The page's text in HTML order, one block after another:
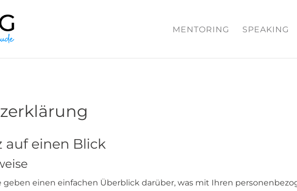
MENTORING SPEAKING
auf einen Blick
geben einen einfachen Überblick darüber, was mit Ihren